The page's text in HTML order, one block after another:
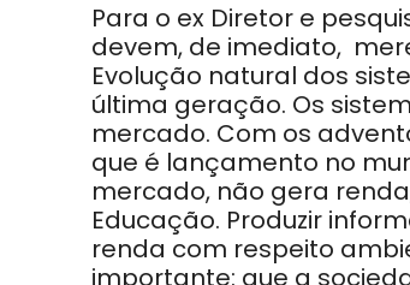
Para o ex Diretor e
devem, de imediato,
Evolução natural dos
última geração. Os
mercado. Com os
que é lançamento no
mercado, não gera
Educação. Produzir
renda com respeito
importante: que a